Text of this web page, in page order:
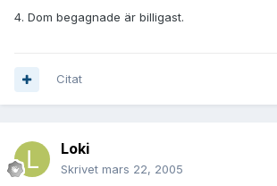
4. Dom begagnade är billigast.
Citat
Loki
Skrivet mars 22, 2005